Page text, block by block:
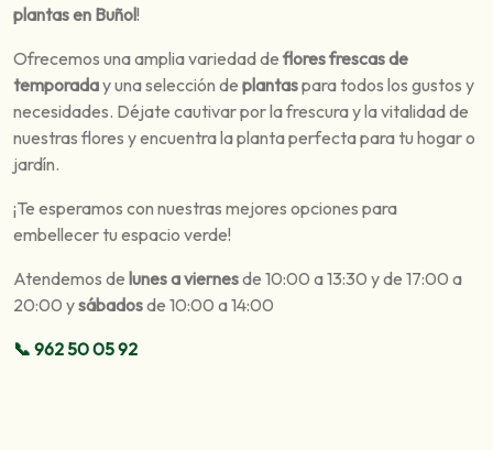
plantas en Buñol!
Ofrecemos una amplia variedad deflores frescas de
temporaday una selección de plantaspara todos los gustos y
necesidades. Déjate cautivar por la frescura y la vitalidad de
nuestras flores y encuentra la planta perfecta para tu hogar o
jardín.
¡Te esperamos con nuestras mejores opciones para
embellecer tu espacio verde!
Atendemos de lunes a viernesde 10:00 a 13:30 y de 17:00 a
20:00 ysábadosde 10:00 a 14:00
📞 962 50 0592